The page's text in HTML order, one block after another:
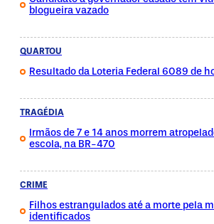
blogueira vazado
QUARTOU
Resultado da Loteria Federal 6089 de
TRAGÉDIA
Irmãos de 7 e 14 anos morrem
escola, na BR-470
CRIME
Filhos estrangulados até a morte pela
identificados